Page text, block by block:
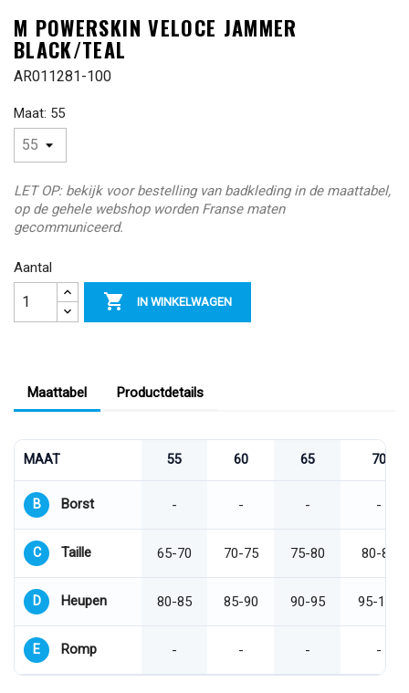
M POWERSKIN VELOCE JAMMER
BLACK/TEAL
AR011281-100
Maat: 55
LET OP: bekijk voor bestelling van badkleding in de maattabel,
op de gehele webshop worden Franse maten
gecommuniceerd.
Aantal
 IN WINKELWAGEN
Maattabel Productdetails
MAAT 55 60 65 70
B Borst - - - -
C Taille 65-70 70-75 75-80 80-85
D Heupen 80-85 85-90 90-95 95-100
E Romp - - - -